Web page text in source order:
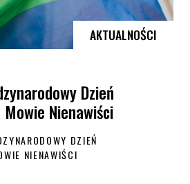
AKTUALNOŚCI
Dzień
Nienawiści
DZIEŃ
NIENAWIŚCI